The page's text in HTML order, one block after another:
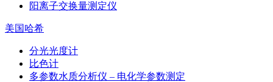
阳离子交换量测定仪
美国哈希
分光光度计
比色计
多参数水质分析仪 – 电化学参数测定